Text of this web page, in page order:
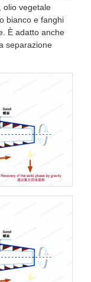
olio vegetale
bianco e fanghi
È adatto anche
separazione